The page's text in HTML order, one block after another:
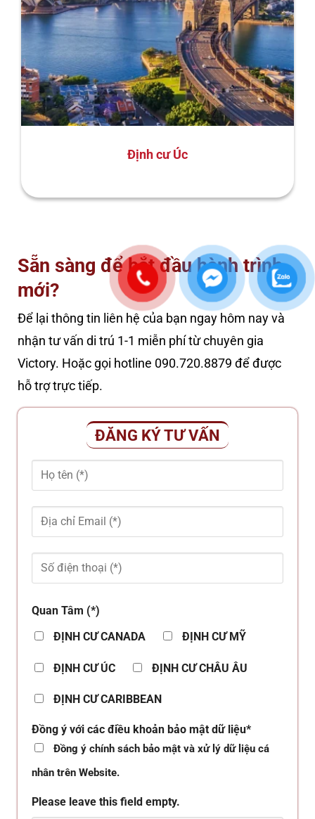
Định cư Úc
Sẵn sàng để bắt đầu hành trình
mới?
Để lại thông tin liên hệ của bạn ngay hôm nay và
nhận tư vấn di trú 1-1 miễn phí từ chuyên gia
Victory. Hoặc gọi hotline 090.720.8879 để được
hỗ trợ trực tiếp.
ĐĂNG KÝ TƯ VẤN
Quan Tâm (*)
ĐỊNH CƯ CANADA
ĐỊNH CƯ MỸ
ĐỊNH CƯ ÚC ĐỊNH CƯ CHÂU ÂU
ĐỊNH CƯ CARIBBEAN
Đồng ý với các điều khoản bảo mật dữ liệu*
Đồng ý chính sách bảo mật và xử lý dữ liệu cá
nhân trên Website.
Please leave this field empty.